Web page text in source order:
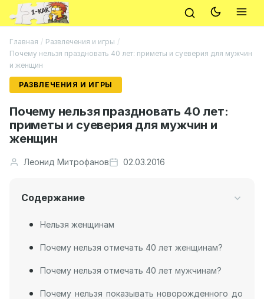
Главная / Развлечения и игры /
Почему нельзя праздновать 40 лет: приметы и суеверия для мужчин
и женщин
РАЗВЛЕЧЕНИЯ И ИГРЫ
Почему нельзя праздновать 40 лет:
приметы и суеверия для мужчин и
женщин
Леонид Митрофанов 02.03.2016
Содержание
Нельзя женщинам
Почему нельзя отмечать 40 лет женщинам?
Почему нельзя отмечать 40 лет мужчинам?
Почему нельзя показывать новорожденного до